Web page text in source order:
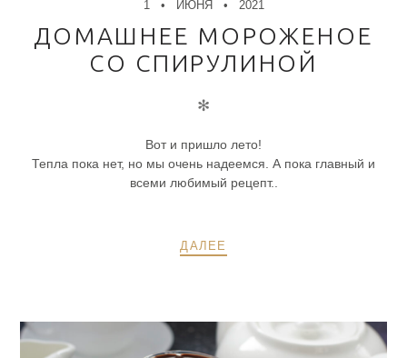
1 ИЮНЯ 2021
ДОМАШНЕЕ МОРОЖЕНОЕ
СО СПИРУЛИНОЙ
✻
Вот и пришло лето!
Тепла пока нет, но мы очень надеемся. А пока главный и
всеми любимый рецепт..
ДАЛЕЕ